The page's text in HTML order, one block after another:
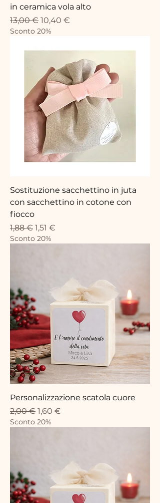
in ceramica vola alto
Standardpreis
13,00 € Sale-Preis
10,40 €
Sconto 20%
Sostituzione sacchettino in juta
con sacchettino in cotone con
fiocco
Standardpreis
1,88 € Sale-Preis
1,51 €
Sconto 20%
Personalizzazione scatola cuore
Standardpreis
2,00 € Sale-Preis
1,60 €
Sconto 20%